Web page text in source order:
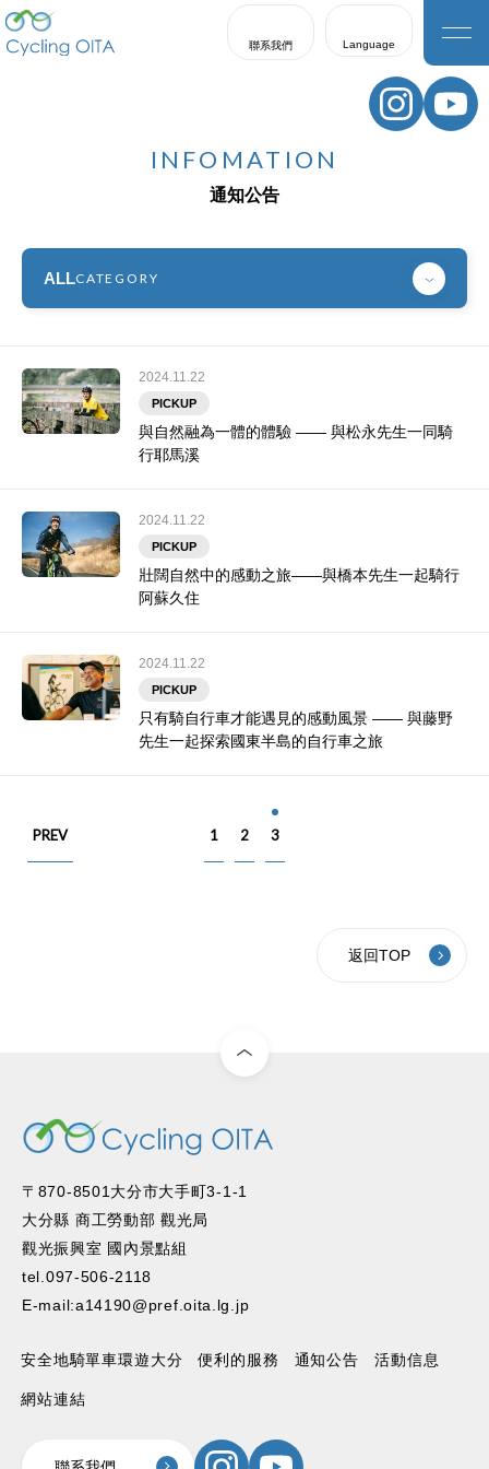
聯系我們 Language
日本語
English
INFOMATION
通知公告
ALLCATEGORY
2024.11.22
PICKUP
與自然融為一體的體驗 —— 與松永先生一同騎
行耶馬溪
2024.11.22
PICKUP
壯闊自然中的感動之旅——與橋本先生一起騎行
阿蘇久住
2024.11.22
PICKUP
只有騎自行車才能遇見的感動風景 —— 與藤野
先生一起探索國東半島的自行車之旅
PREV 1 2 3
返回TOP
〒870-8501大分市大手町3-1-1
大分縣 商工勞動部 觀光局
觀光振興室 國內景點組
tel.097-506-2118
E-mail:a14190@pref.oita.lg.jp
安全地騎單車環遊大分 便利的服務 通知公告 活動信息
網站連結